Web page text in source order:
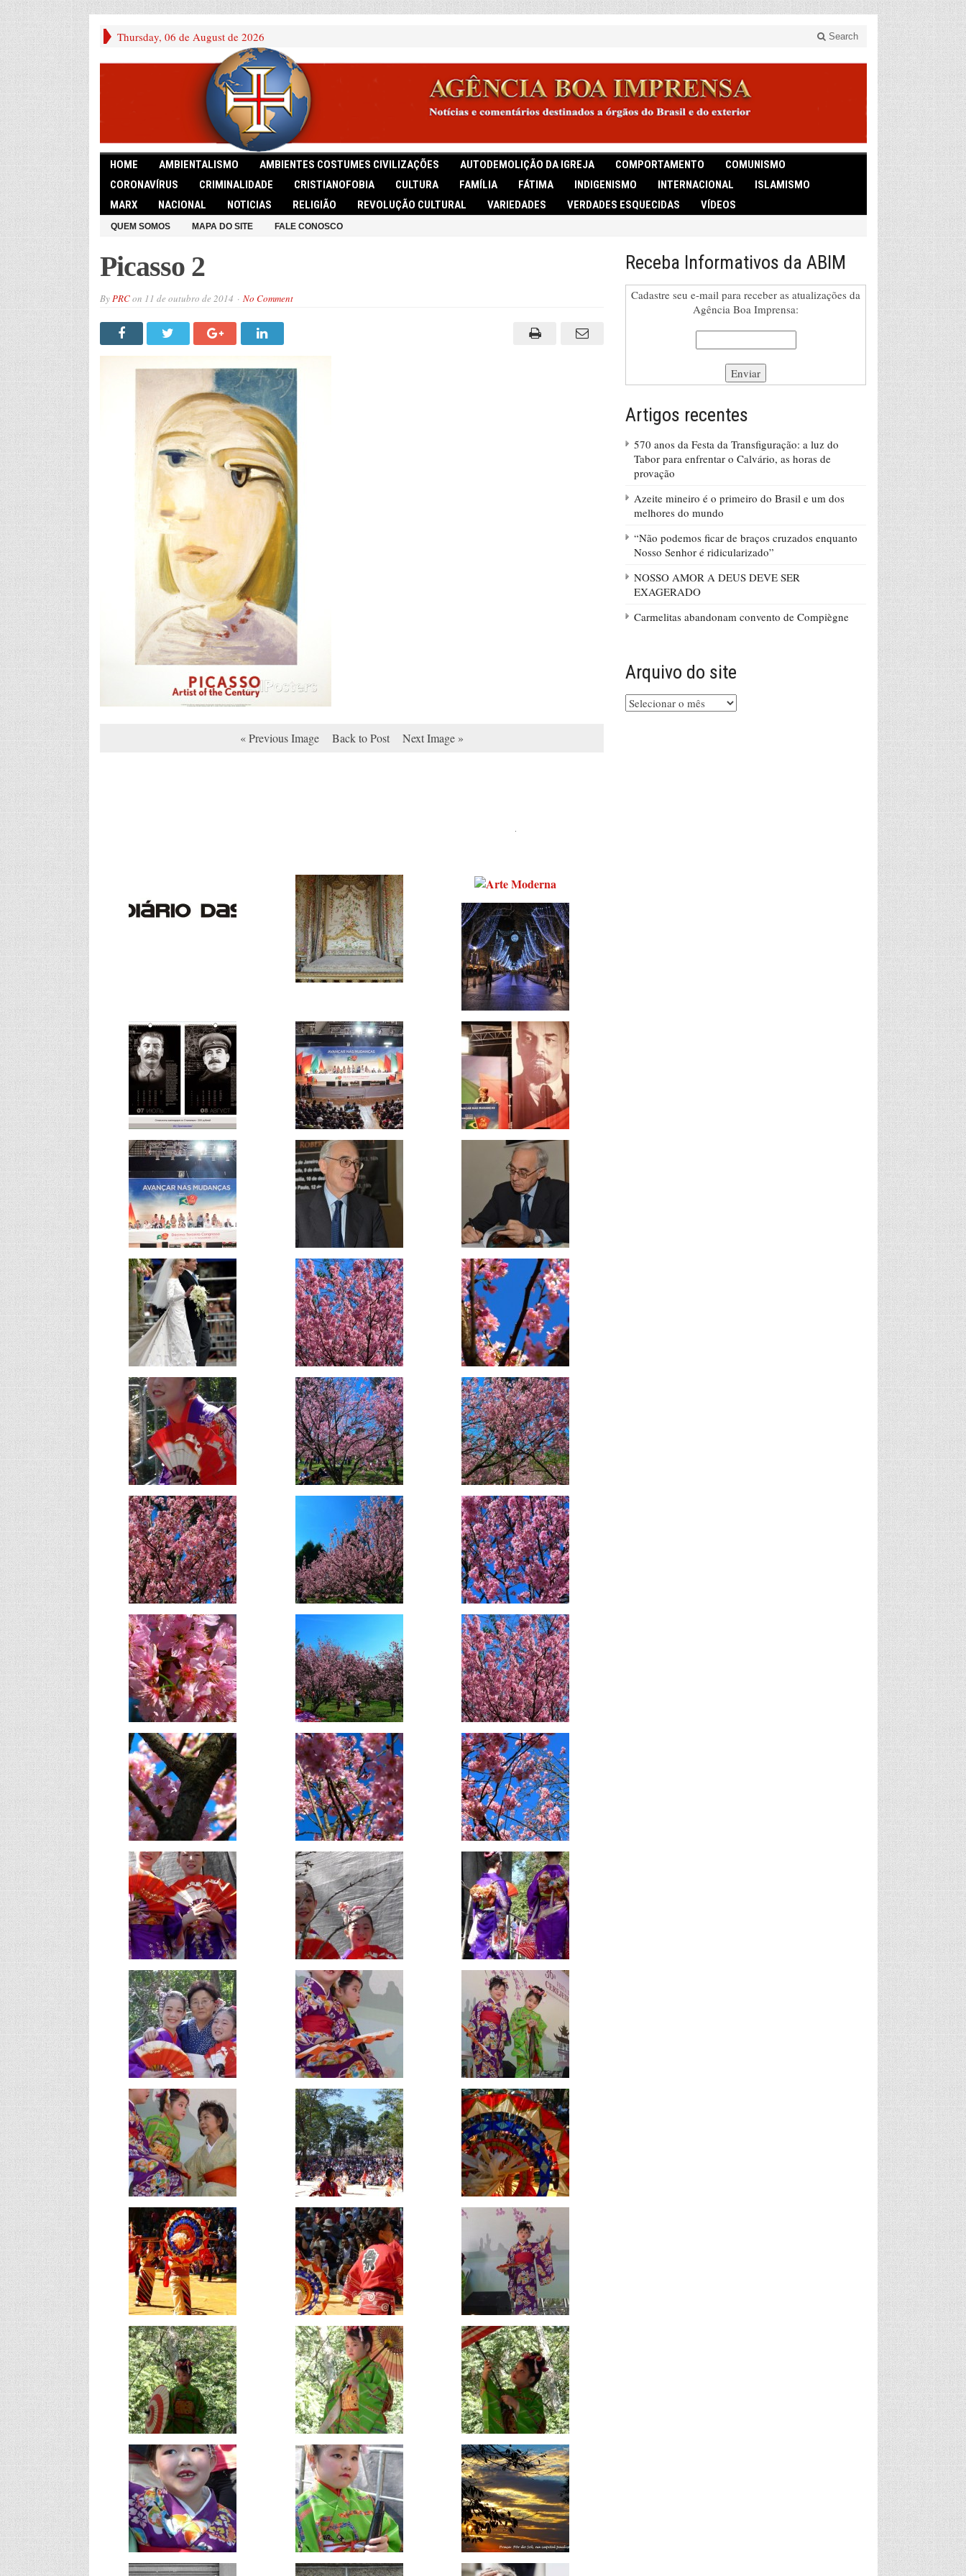
Thursday, 06 de August de 2026 Search
HOME AMBIENTALISMO AMBIENTES COSTUMES CIVILIZAÇÕES AUTODEMOLIÇÃO DA IGREJA COMPORTAMENTO
COMUNISMO
CORONAVÍRUS
CRIMINALIDADE CRISTIANOFOBIA CULTURA FAMÍLIA FÁTIMA INDIGENISMO INTERNACIONAL
ISLAMISMO
MARX
NACIONAL NOTICIAS RELIGIÃO REVOLUÇÃO CULTURAL VARIEDADES VERDADES ESQUECIDAS VÍDEOS
QUEM SOMOS MAPA DO SITE FALE CONOSCO
Picasso 2
ByPRCon 11 de outubro de 2014 No Comment
« Previous Image Back to Post Next Image »
Receba Informativos da ABIM
Cadastre seu e-mail para receber as atualizações da
Agência Boa Imprensa:
Artigos recentes
570 anos da Festa da Transfiguração: a luz do
Tabor para enfrentar o Calvário, as horas de
provação
Azeite mineiro é o primeiro do Brasil e um dos
melhores do mundo
“Não podemos ficar de braços cruzados enquanto
Nosso Senhor é ridicularizado”
NOSSO AMOR A DEUS DEVE SER
EXAGERADO
Carmelitas abandonam convento de Compiègne
Arquivo do site
Arquivo
do